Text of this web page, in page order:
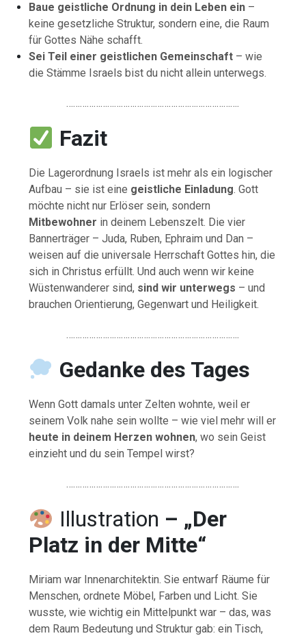
Baue geistliche Ordnung in dein Leben ein –
keinegesetzlicheStruktur, sonderneine,die Raum
fürGottes Nähe schafft.
SeiTeil einer geistlichen Gemeinschaft –wie
dieStämme Israels bistdunichtalleinunterwegs.
………………………………………………………………….
Fazit
Die Lagerordnung Israels istmehralsein logischer
Aufbau – sie isteine geistliche Einladung.Gott
möchtenichtnur Erlöser sein, sondern
Mitbewohner indeinem Lebenszelt. Dievier
Bannerträger –Juda, Ruben, Ephraimund Dan –
weisenaufdieuniversale HerrschaftGottes hin,die
sich inChristuserfüllt.Undauchwennwir keine
Wüstenwanderer sind, sindwir unterwegs –und
brauchenOrientierung,Gegenwartund Heiligkeit.
………………………………………………………………….
Gedanke des Tages
WennGottdamalsunter Zeltenwohnte,weiler
seinemVolknahe seinwollte –wievielmehrwiller
heute in deinem Herzenwohnen,wo seinGeist
einziehtunddu seinTempelwirst?
………………………………………………………………….
Illustration – „Der
Platz in der Mitte“
Miriamwar Innenarchitektin.Sieentwarf Räumefür
Menschen,ordnete Möbel, Farbenund Licht.Sie
wusste,wiewichtigein Mittelpunktwar –das,was
dem Raum BedeutungundStrukturgab:einTisch,